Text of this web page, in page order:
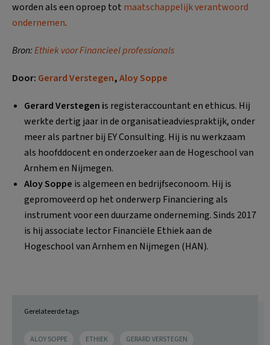
worden als een oproep tot maatschappelijk verantwoord
ondernemen.
Bron:Ethiek voor Financieelprofessionals
Door: Gerard Verstegen,Aloy Soppe
Gerard Verstegen is registeraccountant en ethicus. Hij
werkte dertig jaar in de organisatieadviespraktijk, onder
meer als partner bij EY Consulting. Hij is nu werkzaam
als hoofddocent en onderzoeker aan de Hogeschool van
Arnhem en Nijmegen.
Aloy Soppe is algemeen en bedrijfseconoom. Hij is
gepromoveerd op het onderwerp Financiering als
instrument voor een duurzame onderneming. Sinds 2017
is hij associate lector Financiële Ethiek aan de
Hogeschool van Arnhem en Nijmegen (HAN).
Gerelateerde tags
ALOY SOPPE ETHIEK GERARD VERSTEGEN